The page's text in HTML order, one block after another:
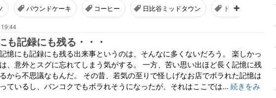
パウンドケーキ コーヒー 日比谷ミッドタウン ドラえもんの手形
も記録にも残る・・・
憶にも記録にも残る出来事というのは、そんなに多くないだろう。 楽しかっ
、意外とスグに忘れてしまう気がする。 一方、苦い思い出ほど長く記憶に残
から不思議なもんだ。 その昔、若気の至りで怪しげなお店でボラれた記憶は
ているし、バンコクでもボラれそうになったが、それはここでは... 続きをみ